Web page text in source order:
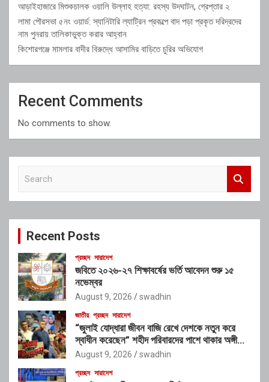
আড়াইহাজারে মিশুকচালক ওয়ালি উল্লাহ হত্যা: রহস্য উদঘাটন, গ্রেপ্তার ২
লামা পৌরসভা ৫নং ওয়ার্ড: স্যানিটারি ল্যাট্রিন প্রকল্পে বাদ পড়া প্রকৃত দরিদ্রদের
নাম পুনরায় তালিকাভুক্ত করার আহ্বান
কিশোরগঞ্জে মামলার বাদীর বিরুদ্ধে আসামির বাড়িতে চুরির অভিযোগ
Recent Comments
No comments to show.
c
Recent Posts
প্রচ্ছদ সারাদেশ
জবিতে ২০২৬-২৭ শিক্ষাবর্ষের ভর্তি আবেদন শুরু ১৫
নভেম্বর
August 9, 2026 swadhin
জাতীয় প্রচ্ছদ সারাদেশ
“জুলাই যোদ্ধারা জীবন বাজি রেখে দেশকে নতুন করে
স্বাধীন করেছেন” শহীদ পরিবারদের পাশে থাকার অঙ্গীকার
গণপূর্তমন্ত্রীর
August 9, 2026 swadhin
প্রচ্ছদ সারাদেশ